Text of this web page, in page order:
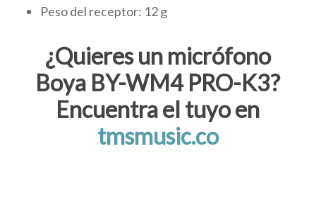
Peso del receptor: 12 g
¿Quieres un micrófono
Boya BY-WM4 PRO-K3?
Encuentra el tuyo en
tmsmusic.co